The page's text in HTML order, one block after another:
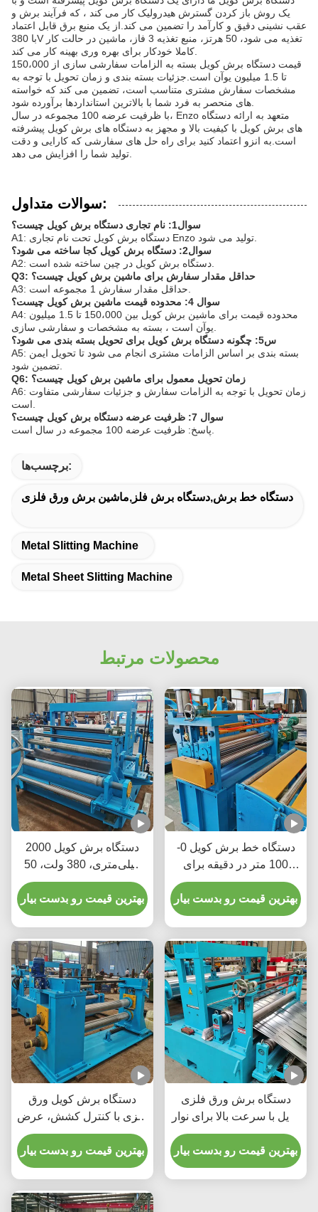
یک روش باز کردن گسترش هیدرولیک کار می کند ، که فرآیند برش و
عقب نشینی دقیق و کارآمد را تضمین می کند.از یک منبع برق قابل اعتماد
با 380V تغذیه می شود، 50 هرتز، منبع تغذیه 3 فاز، ماشین در حالت کار
قیمت دستگاه برش کویل بسته به الزامات سفارشی سازی از 150،000
تا 1.5 میلیون یوآن است.جزئیات بسته بندی و زمان تحویل با توجه به
مشخصات سفارش مشتری متناسب است، تضمین می کند که خواسته
با ظرفیت عرضه 100 مجموعه در سال، Enzo متعهد به ارائه دستگاه
های برش کویل با کیفیت بالا و مجهز به دستگاه های برش کویل پیشرفته
است.به انزو اعتماد کنید برای راه حل های سفارشی که کارایی و دقت
سوالات متداول:
سوال1: نام تجاری دستگاه برش کویل چیست؟
سوال2: دستگاه برش کویل کجا ساخته می شود؟
Q3: حداقل مقدار سفارش برای ماشین برش کویل چیست؟
سوال 4: محدوده قیمت ماشین برش کویل چیست؟
A4: محدوده قیمت برای ماشین برش کویل بین 150،000 تا 1.5 میلیون
س5: چگونه دستگاه برش کویل برای تحویل بسته بندی می شود؟
A5: بسته بندی بر اساس الزامات مشتری انجام می شود تا تحویل ایمن
Q6: زمان تحویل معمول برای ماشین برش کویل چیست؟
A6: زمان تحویل با توجه به الزامات سفارش و جزئیات سفارشی متفاوت
سوال 7: ظرفیت عرضه دستگاه برش کویل چیست؟
برچسب‌ها:
دستگاه خط برش,دستگاه برش فلز,ماشین برش ورق فلزی
Metal Slitting Machine
Metal Sheet Slitting Machine
محصولات مرتبط
دستگاه برش کویل 2000
میلی‌متری، 380 ولت، 50
هرتز، 3 فاز، افزایش
دسترسی به مواد
بهترین قیمت رو بدست بیار
دستگاه خط برش کویل 0-
100 متر در دقیقه برای
برش کویل های فلزی بزرگ
به نوارهای باریک تر
بهترین قیمت رو بدست بیار
دستگاه برش کویل ورق
فلزی با کنترل کشش، عرض
1600 میلی‌متر، ضخامت
کویل 3 میلی‌متر، سرعت
برش 120 متر در دقیقه
بهترین قیمت رو بدست بیار
دستگاه برش ورق فلزی
کویل با سرعت بالا برای نوار
مسی نورد سرد با قابلیت
کار با سرعت 200 متر در
دقیقه
بهترین قیمت رو بدست بیار